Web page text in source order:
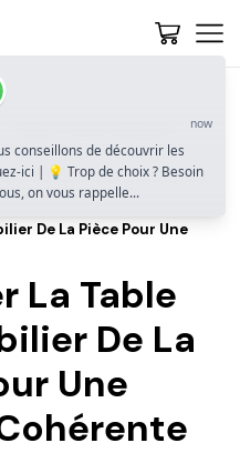
Taille, Forme, Design Et
Réunion Fonctionnelle
De La Pièce Pour Une
La Table
De La
Une
now
conseillons de découvrir les
ici | 💡 Trop de choix ? Besoin
on vous rappelle...